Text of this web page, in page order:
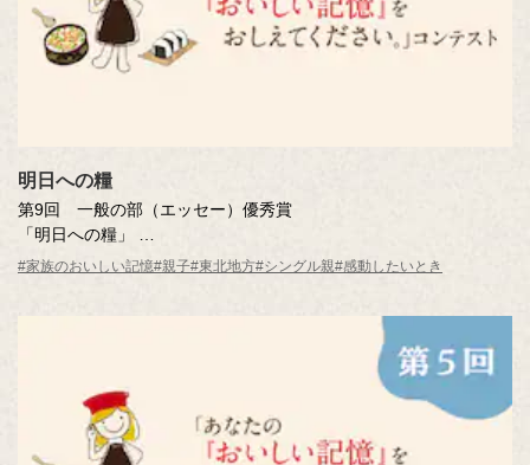
明日への糧
第9回 一般の部（エッセー）優秀賞
「明日への糧」
小梁川 道子さん（宮城県・57歳）
#家族のおいしい記憶#親子#東北地方#シングル親#感動したいとき